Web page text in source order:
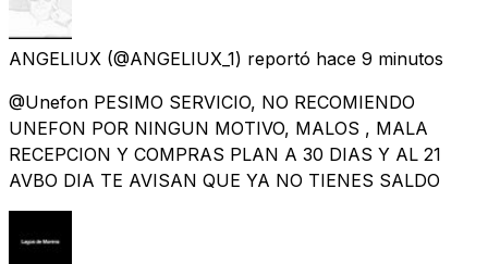
ANGELIUX (@ANGELIUX_1) reportó hace 9 minutos
@Unefon PESIMO SERVICIO, NO RECOMIENDO
UNEFON POR NINGUN MOTIVO, MALOS , MALA
RECEPCION Y COMPRAS PLAN A 30 DIAS Y AL 21
AVBO DIA TE AVISAN QUE YA NO TIENES SALDO